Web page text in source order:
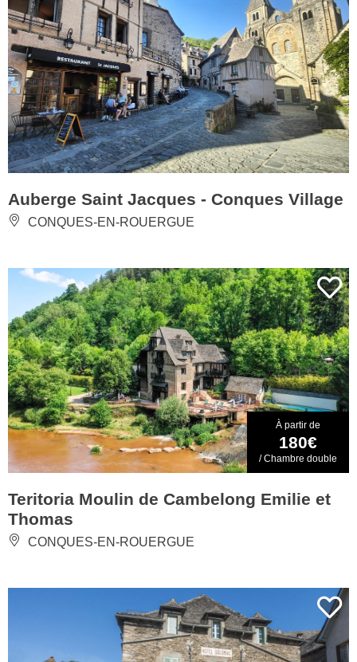
Auberge Saint Jacques - Conques Village
CONQUES-EN-ROUERGUE
À partir de
180€
/ Chambre double
Teritoria Moulin de Cambelong Emilie et
Thomas
CONQUES-EN-ROUERGUE